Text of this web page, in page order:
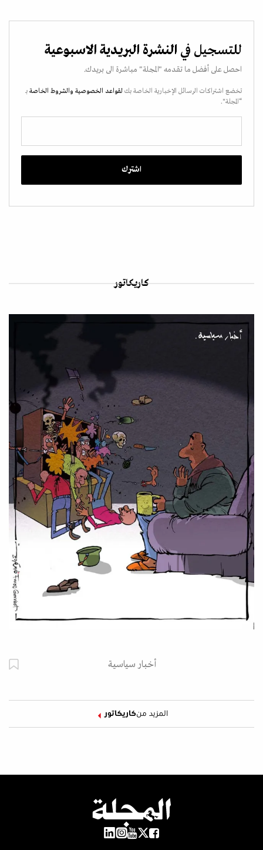
للتسجيل في النشرة البريدية الاسبوعية
احصل على أفضل ما تقدمه "المجلة" مباشرة الى بريدك.
تخضع اشتراكات الرسائل الإخبارية الخاصة بك لقواعد الخصوصية والشروط الخاصة بـ
“المجلة".
كاريكاتور
أخبار سياسية
المزيد منكاريكاتور